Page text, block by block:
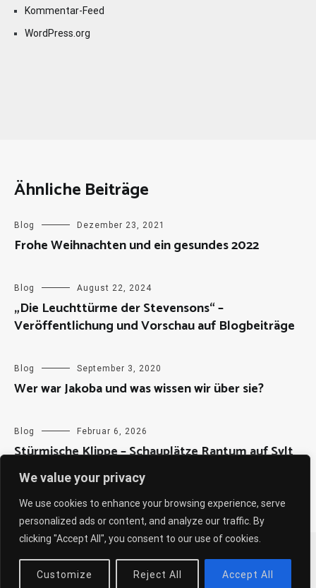
We value your privacy
We use cookies to enhance your browsing experience, serve
personalized ads or content, and analyze our traffic. By
clicking "Accept All", you consent to our use of cookies.
Customize Reject All Accept All
Kommentar-Feed
WordPress.org
Ähnliche Beiträge
Blog Dezember 23, 2021
Frohe Weihnachten und ein gesundes 2022
Blog August 22, 2024
„Die Leuchttürme der Stevensons“ –
Veröffentlichung und Vorschau auf Blogbeiträge
Blog September 3, 2020
Wer war Jakoba und was wissen wir über sie?
Blog Februar 6, 2026
Stürmische Klippe – Schauplätze Rantum auf Sylt